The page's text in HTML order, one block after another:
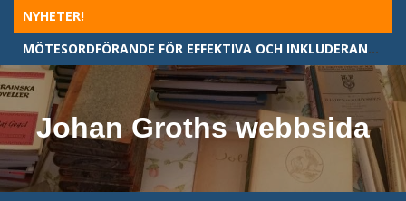
Skip
content
NYHETER!
MÖTESORDFÖRANDE FÖR EFFEKTIVA OCH INKLUDERANDE MÖTEN
Johan Groths webbsida